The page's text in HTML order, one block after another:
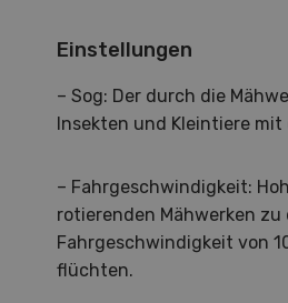
Einstellungen
– Sog: Der durch die
Insekten und Kleintiere
– Fahrgeschwindigkeit:
rotierenden Mähwerken
Fahrgeschwindigkeit von
flüchten.